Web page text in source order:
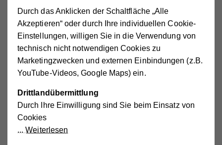
Externe Medien aktivieren.
Durch das Anklicken der Schaltfläche „Alle
Akzeptieren“ oder durch Ihre individuellen Cookie-
Einstellungen, willigen Sie in die Verwendung von
technisch nicht notwendigen Cookies zu
Marketingzwecken und externen Einbindungen (z.B.
YouTube-Videos, Google Maps) ein.
Drittlandübermittlung
Durch Ihre Einwilligung sind Sie beim Einsatz von
Cookies
Weiterlesen